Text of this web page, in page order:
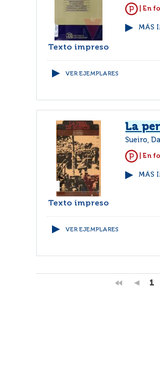
Texto impreso
| En
MÁS
VER EJEMPLARES
Texto impreso
La
Sueiro,
| En
MÁS
VER EJEMPLARES
1